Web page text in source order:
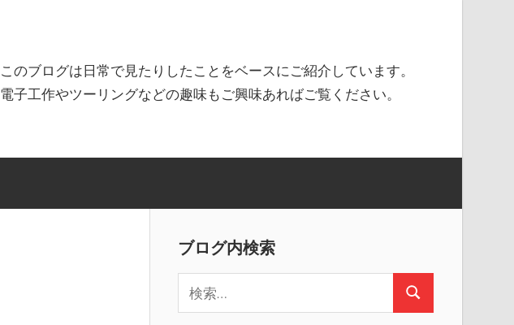
このブログは日常で見たりしたことをベースにご紹介しています。
電子工作やツーリングなどの趣味もご興味あればご覧ください。
ブログ内検索
索
検